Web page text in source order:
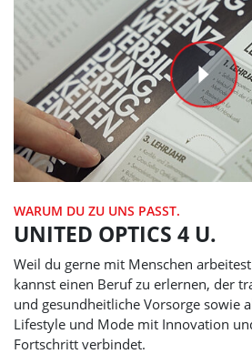
WARUM DU ZU UNS PASST.
UNITED OPTICS 4 U.
Weil du gerne mit Menschen
kannst einen Beruf zu erlernen, der
und gesundheitliche Vorsorge sowie
Lifestyle und Mode mit Innovation
Fortschritt verbindet.